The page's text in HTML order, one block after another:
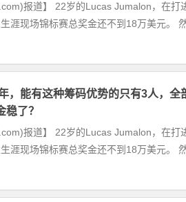
报道】 22岁的Lucas Jumalon，在打
涯现场锦标赛总奖金还不到18万美元。
，能有这种筹码优势的只有3人，全
了？
报道】 22岁的Lucas Jumalon，在打
涯现场锦标赛总奖金还不到18万美元。